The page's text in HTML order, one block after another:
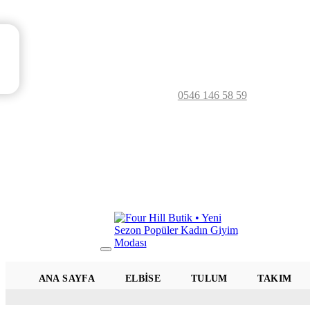
0546 146 58 59
Mobil
ANA SAYFA ELBISE TULUM TAKIM